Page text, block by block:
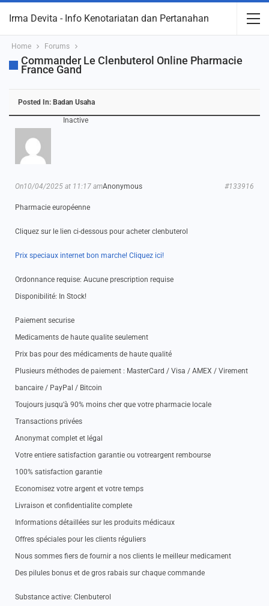
Irma Devita - Info Kenotariatan dan Pertanahan
Home Forums
Commander Le Clenbuterol Online Pharmacie
France Gand
Posted In: Badan Usaha
Inactive
Anonymous
On10/04/2025 at 11:17 am #133916
Pharmacie européenne
Cliquez sur le lien ci-dessous pour acheter clenbuterol
Prix speciaux internet bon marche! Cliquez ici!
Ordonnance requise: Aucune prescription requise
Disponibilité: In Stock!
Paiement securise
Medicaments de haute qualite seulement
Prix bas pour des médicaments de haute qualité
Plusieurs méthodes de paiement : MasterCard / Visa / AMEX / Virement
bancaire / PayPal / Bitcoin
Toujours jusqu’à 90% moins cher que votre pharmacie locale
Transactions privées
Anonymat complet et légal
Votre entiere satisfaction garantie ou votreargent rembourse
100% satisfaction garantie
Economisez votre argent et votre temps
Livraison et confidentialite complete
Informations détaillées sur les produits médicaux
Offres spéciales pour les clients réguliers
Nous sommes fiers de fournir a nos clients le meilleur medicament
Des pilules bonus et de gros rabais sur chaque commande
Substance active: Clenbuterol